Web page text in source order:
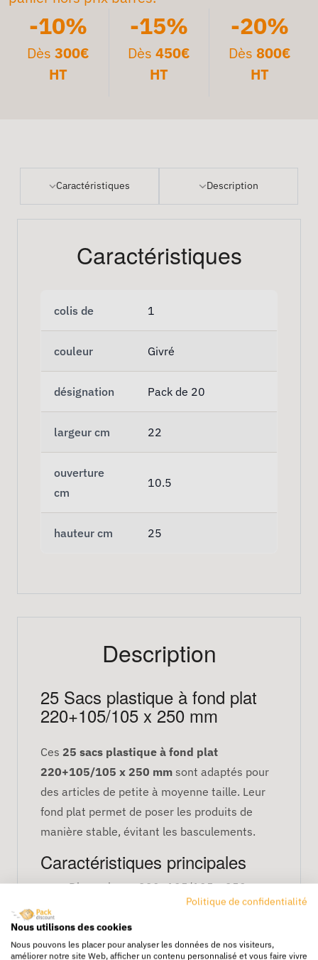
-10%
Dès300€
HT
-15%
Dès 450€
HT
-20%
Dès 800€
HT
Caractéristiques Description
Caractéristiques
colis de 1
couleur Givré
désignation Pack de 20
largeur cm 22
ouverture
cm
10.5
hauteur cm 25
Description
25 Sacs plastique à fond plat
220+105/105 x 250 mm
Ces 25 sacs plastique à fond plat
220+105/105 x 250 mm sont adaptés pour
des articles de petite à moyenne taille. Leur
fond plat permet de poser les produits de
manière stable, évitant les basculements.
Caractéristiques principales
Dimensions : 220+105/105 x 250 mm
Quantité : 25 sacs par colis
Matériau : plastique résistant
Politique de confidentialité
Nous utilisons des cookies
Nous pouvons les placer pour analyser les données de nos visiteurs,
améliorer notre site Web, afficher un contenu personnalisé et vous faire vivre